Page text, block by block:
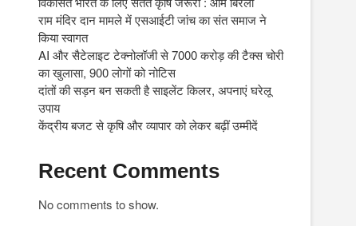
राम मंदिर दान मामले में एसआईटी जांच का संत समाज ने
किया स्वागत
AI और सैटेलाइट टेक्नोलॉजी से 7000 करोड़ की टैक्स चोरी
का खुलासा, 900 लोगों को नोटिस
दांतों की सड़न बन सकती है साइलेंट किलर, अपनाएं घरेलू
उपाय
केंद्रीय बजट से कृषि और व्यापार को लेकर बढ़ीं उम्मीदें
Recent Comments
No comments to show.